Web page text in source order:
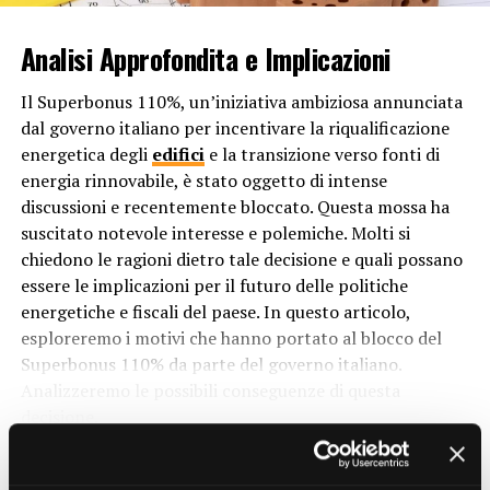
combustibili fossili come il gas naturale o il petrolio.
3. Versatilità
Un’altra caratteristica attraente delle pompe di calore è
la loro versatilità. Esistono diverse tipologie di pompe di
calore, tra cui quelle ad aria, ad acqua e
geotermiche
ciascuna con le proprie peculiarità e vantaggi. Questa
varietà consente ai proprietari di scegliere la soluzione
più adatta alle loro esigenze specifiche, a seconda del
clima locale, della disponibilità di spazio e delle
preferenze personali. Ad esempio, le pompe di calore ad
aria sono più adatte per le aree con climi temperati,
mentre le pompe di calore geotermiche possono essere
Analisi Approfondita e Implicazioni
Il Superbonus 110%, un’iniziativa ambiziosa annunciata
dal governo italiano per incentivare la riqualificazione
energetica degli edificie la transizione verso fonti di
energia rinnovabile, è stato oggetto di intense
discussioni e recentemente bloccato. Questa mossa ha
suscitato notevole interesse e polemiche. Molti si
chiedono le ragioni dietro tale decisione e quali possano
essere le implicazioni per il futuro delle politiche
energetiche e fiscali del paese. In questo articolo,
esploreremo i motivi che hanno portato al blocco del
Superbonus 110% da parte del governo italiano.
Cos’è il Superbonus 110% e Come
CONTINUE READING